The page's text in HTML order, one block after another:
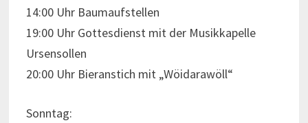
14:00 Uhr Baumaufstellen
19:00 Uhr Gottesdienst mit der Musikkapelle
Ursensollen
20:00 Uhr Bieranstich mit „Wöidarawöll“
Sonntag: